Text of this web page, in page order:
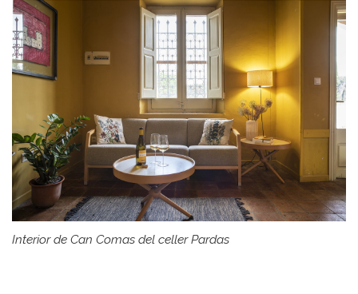
Interior de Can Comas del celler Pardas